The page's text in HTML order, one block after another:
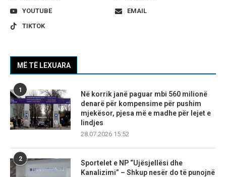
YOUTUBE
EMAIL
TIKTOK
MË TË LEXUARA
1
Në korrik janë paguar mbi 560 milionë
denarë për kompensime për pushim
mjekësor, pjesa më e madhe për lejet e
lindjes
28.07.2026 15:52
2
Sportelet e NP “Ujësjellësi dhe
Kanalizimi” – Shkup nesër do të punojnë